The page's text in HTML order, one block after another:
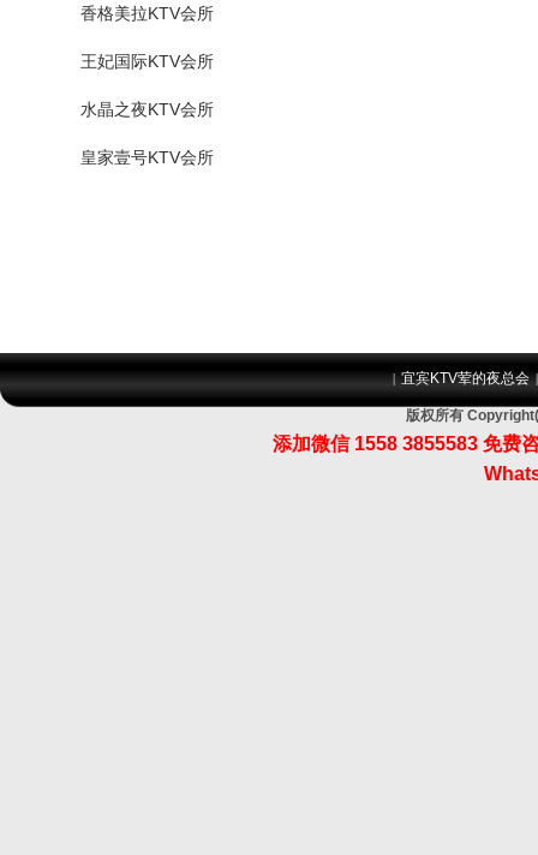
香格美拉KTV会所
王妃国际KTV会所
水晶之夜KTV会所
皇家壹号KTV会所
|宜宾KTV荤的夜总会
版权所有
添加微信 1558 3855583 免费